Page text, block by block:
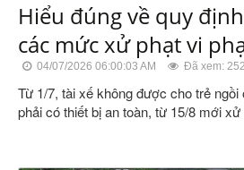
Hiểu đúng về quy
các mức xử phạt vi
04/07/2026 06:00:03 AM Đã xem: 252
Từ 1/7, tài xế không được cho trẻ
phải có thiết bị an toàn, từ 15/8 mới